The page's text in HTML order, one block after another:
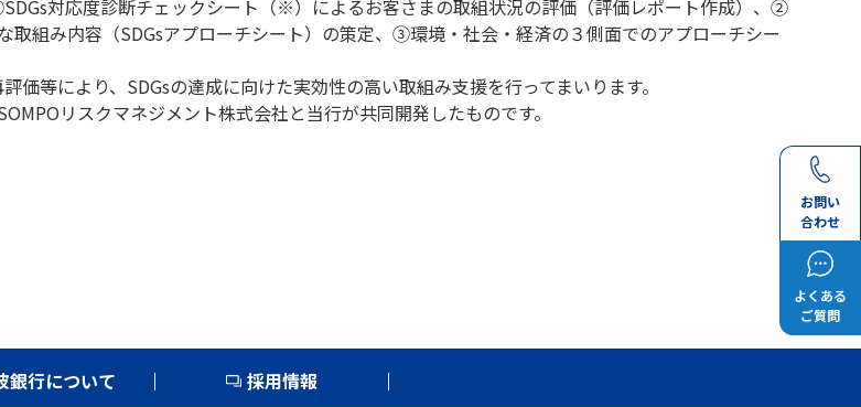
お問い
合わせ
よくある
ご質問
対応度診断チェックシート（※）によるお客さまの取組状況の評価（評価レポート作成）、②
組み内容（SDGsアプローチシート）の策定、③環境・社会・経済の３側面でのアプローチシー
等により、SDGsの達成に向けた実効性の高い取組み支援を行ってまいります。
リスクマネジメント株式会社と当行が共同開発したものです。
銀行について 採用情報